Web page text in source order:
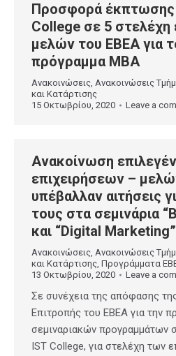
Προσφορά έκπτωσης
College σε 5 στελέχη
μελών του ΕΒΕΑ για
πρόγραμμα ΜΒΑ
Ανακοινώσεις, Ανακοινώσεις
και Κατάρτισης
15 Οκτωβρίου, 2020
Leave a
Ανακοίνωση
επιχειρήσεων –
υπέβαλλαν αιτήσεις
τους στα σεμινάρια
και “Digital Marketing”
Ανακοινώσεις, Ανακοινώσεις
και Κατάρτισης, Προγράμματα
13 Οκτωβρίου, 2020
Leave a
Σε συνέχεια της απόφασης
Επιτροπής του ΕΒΕΑ για την
σεμιναριακών προγραμμάτων
IST College, για στελέχη των